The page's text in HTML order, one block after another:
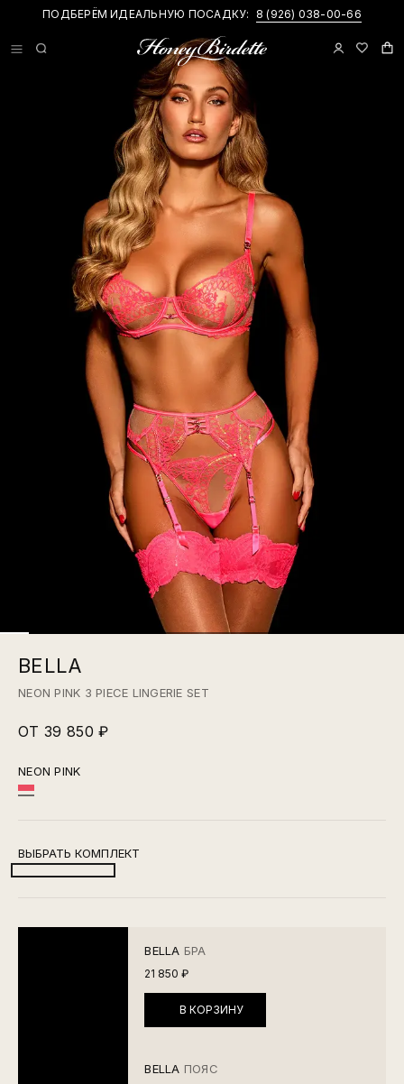
ПОДБЕРЁМ ИДЕАЛЬНУЮ ПОСАДКУ: 8 (926) 038-00-66
BELLA
NEON PINK 3 PIECE LINGERIE SET
ОТ 39 850 ₽
NEON PINK
ВЫБРАТЬ КОМПЛЕКТ
BELLA БРА
21 850 ₽
В КОРЗИНУ
BELLA ПОЯС